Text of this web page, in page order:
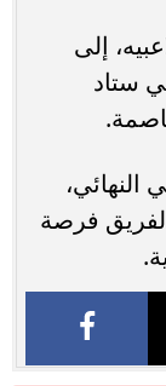
إلى
ستاد
فرصة